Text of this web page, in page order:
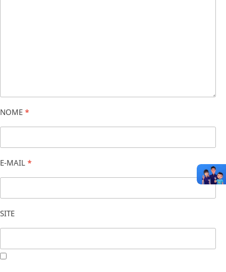
NOME *
E-MAIL *
SITE